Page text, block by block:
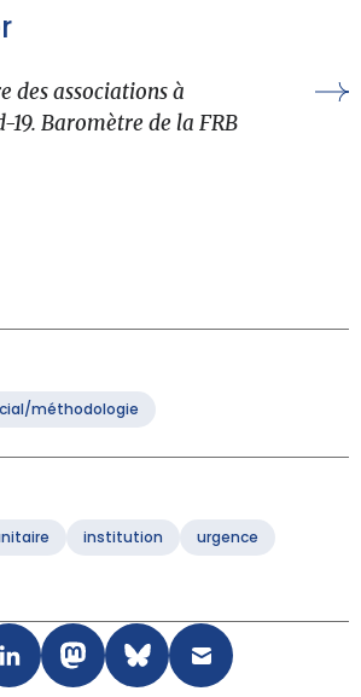
des associations à
19. Baromètre de la FRB
méthodologie
institution
urgence